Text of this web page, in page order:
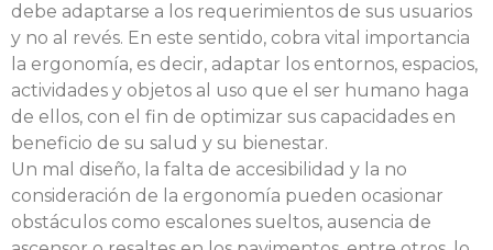
debe adaptarse a los requerimientos de sus usuarios
y no al revés. En este sentido, cobra vital importancia
la ergonomía, es decir, adaptar los entornos, espacios,
actividades y objetos al uso que el ser humano haga
de ellos, con el fin de optimizar sus capacidades en
beneficio de su salud y su bienestar.
Un mal diseño, la falta de accesibilidad y la no
consideración de la ergonomía pueden ocasionar
obstáculos como escalones sueltos, ausencia de